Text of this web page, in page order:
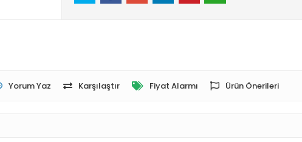
Yorum Yaz Karşılaştır Fiyat Alarmı Ürün Önerileri